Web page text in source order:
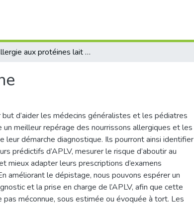
Allergie aux protéines lait de vache
d’aider les médecins généralistes et les pédiatres
meilleur repérage des nourrissons allergiques et les
leur démarche diagnostique. Ils pourront ainsi identifier
prédictifs d’APLV, mesurer le risque d’aboutir au
mieux adapter leurs prescriptions d’examens
améliorant le dépistage, nous pouvons espérer un
et la prise en charge de l’APLV, afin que cette
méconnue, sous estimée ou évoquée à tort. Les